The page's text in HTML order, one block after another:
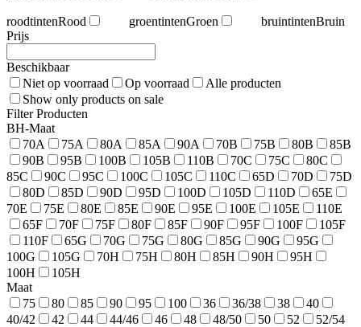
roodtintenRood groentintenGroen bruintintenBruin
Prijs
Beschikbaar
Niet op voorraad
Op voorraad
Alle producten
Show only products on sale
Filter Producten
BH-Maat
70A
75A 80A 85A 90A 70B 75B 80B
85B
90B
95B 100B 105B 110B 70C 75C
80C
85C
90C 95C 100C 105C 110C 65D 70D
75D
80D
85D 90D 95D 100D 105D 110D
65E
70E
75E 80E 85E 90E 95E 100E 105E
110E
65F
70F 75F 80F 85F 90F 95F 100F
105F
110F
65G 70G 75G 80G 85G 90G
95G
100G
105G 70H 75H 80H 85H 90H
95H
100H
105H
Maat
75
80 85 90 95 100 36 36/38 38
40
40/42
42 44 44/46 46 48 48/50 50 52
52/54